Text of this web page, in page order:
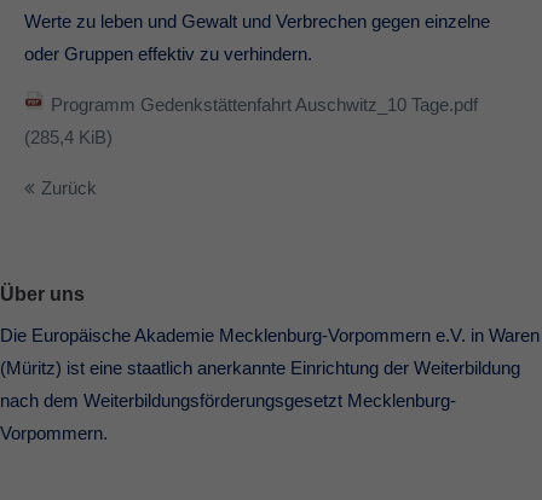
Werte zu leben und Gewalt und Verbrechen gegen einzelne
oder Gruppen effektiv zu verhindern.
Programm Gedenkstättenfahrt Auschwitz_10 Tage.pdf
(285,4 KiB)
Zurück
Über uns
Die Europäische Akademie Mecklenburg-Vorpommern e.V. in Waren
(Müritz) ist eine staatlich anerkannte Einrichtung der Weiterbildung
nach dem Weiterbildungsförderungsgesetzt Mecklenburg-
Vorpommern.